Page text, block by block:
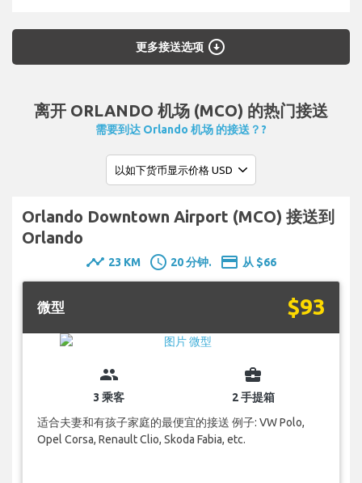
更多接送选项 arrow_circle_down
离开 ORLANDO 机场 (MCO) 的热门接送
需要到达 Orlando 机场 的接送？?
Orlando Downtown Airport (MCO) 接送到
Orlando
timeline 23 KM schedule 20 分钟. payment 从 $66
微型 $93
group
3 乘客
business_center
2 手提箱
适合夫妻和有孩子家庭的最便宜的接送 例子: VW Polo,
Opel Corsa, Renault Clio, Skoda Fabia, etc.